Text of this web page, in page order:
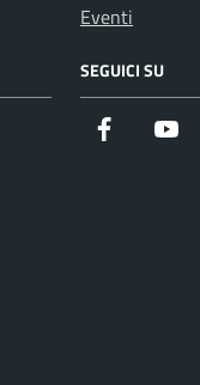
Eventi
SEGUICI SU
Facebook